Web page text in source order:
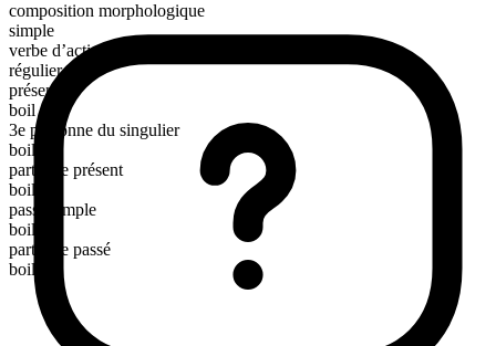
composition morphologique
simple
verbe d’action
régulier
présent
boil
3e personne du singulier
boils
participe présent
boiling
passé simple
boiled
participe passé
boiled